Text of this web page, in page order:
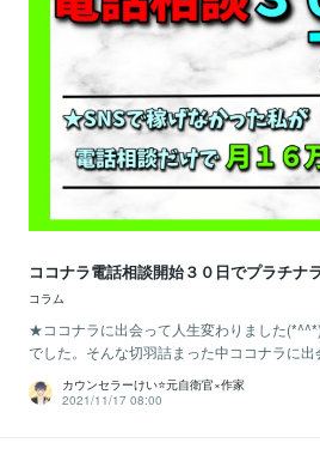
ココナラ電話相談開始３０日でプラチナ
コラム
★ココナラに出会って人生変わりました
でした。そんな切羽詰まった中ココナラに出
カウンセラーけい⭐️元自衛官×作家
2021/11/17 08:00